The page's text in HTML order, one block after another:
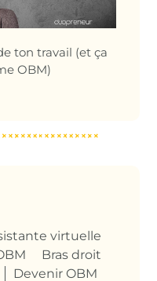
ton travail (et ça
OBM)
virtuelle
Bras droit
Devenir OBM